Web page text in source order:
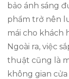
bảo ánh sáng
phẩm trở nên
mái cho khách
Ngoài ra, việc
thuật cũng là
không gian